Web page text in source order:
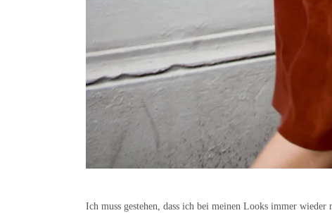
Ich muss gestehen, dass ich bei meinen Looks immer